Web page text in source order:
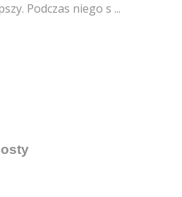
Podczas niego s ...